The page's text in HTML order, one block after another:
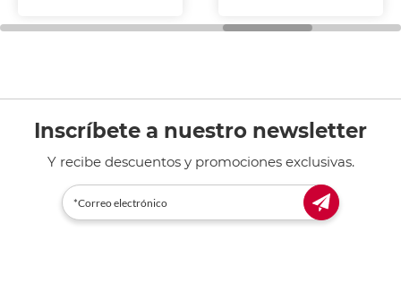
general de oficina.
Inscríbete a nuestro newsletter
Y recibe descuentos y promociones exclusivas.